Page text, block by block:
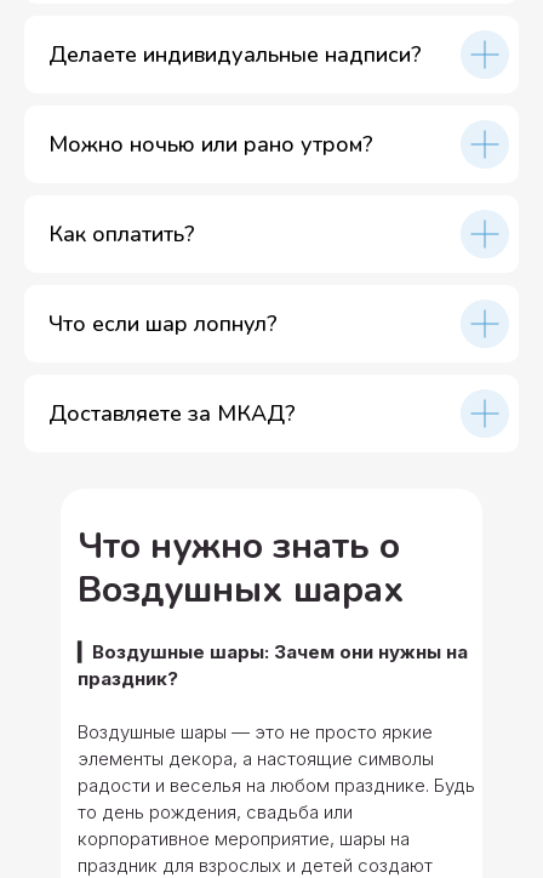
Делаете индивидуальные надписи?
Можно ночью или рано утром?
Как оплатить?
Что если шар лопнул?
Доставляете за МКАД?
Что нужно знать о
Воздушных шарах
▎Воздушные шары: Зачем они нужны на
праздник?
Воздушные шары — это не просто яркие
элементы декора, а настоящие символы
радости и веселья на любом празднике. Будь
то день рождения, свадьба или
корпоративное мероприятие, шары на
праздник для взрослых и детей создают